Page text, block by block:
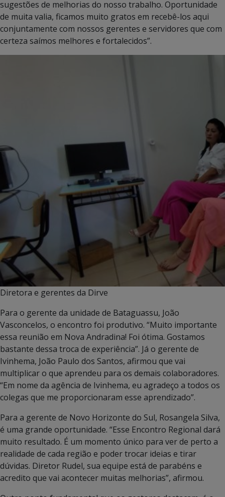
sugestões de melhorias do nosso trabalho. Oportunidade
de muita valia, ficamos muito gratos em recebê-los aqui
conjuntamente com nossos gerentes e servidores que com
certeza saímos melhores e fortalecidos”.
Diretora e gerentes da Dirve
Para o gerente da unidade de Bataguassu, João
Vasconcelos, o encontro foi produtivo. “Muito importante
essa reunião em Nova Andradina! Foi ótima. Gostamos
bastante dessa troca de experiência”. Já o gerente de
Ivinhema, João Paulo dos Santos, afirmou que vai
multiplicar o que aprendeu para os demais colaboradores.
“Em nome da agência de Ivinhema, eu agradeço a todos os
colegas que me proporcionaram esse aprendizado”.
Para a gerente de Novo Horizonte do Sul, Rosangela Silva,
é uma grande oportunidade. “Esse Encontro Regional dará
muito resultado. É um momento único para ver de perto a
realidade de cada região e poder trocar ideias e tirar
dúvidas. Diretor Rudel, sua equipe está de parabéns e
acredito que vai acontecer muitas melhorias”, afirmou.